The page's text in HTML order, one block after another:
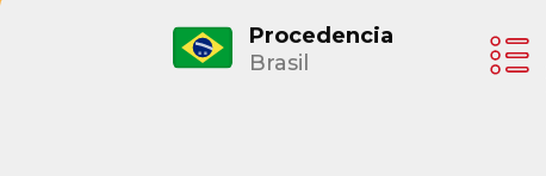
Procedencia
Brasil